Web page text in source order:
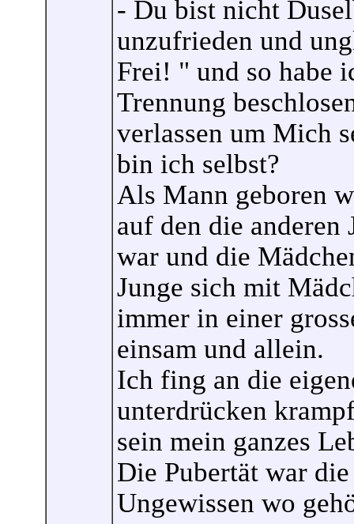
- Du bist nicht
unzufrieden und
Frei! " und so habe
Trennung
verlassen um Mich
bin ich selbst?
Als Mann geboren
auf den die anderen
war und die
Junge sich mit
immer in einer
einsam und allein.
Ich fing an die
unterdrücken
sein mein ganzes
Die Pubertät war
Ungewissen wo